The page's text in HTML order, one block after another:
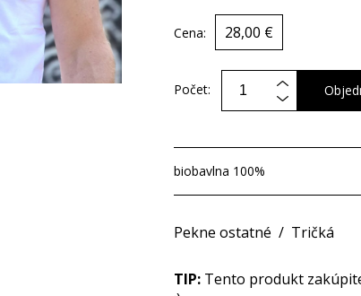
Cena: 28,00 €
Počet:
biobavlna 100%
Pekne ostatné / Tričká
TIP: Tento produkt